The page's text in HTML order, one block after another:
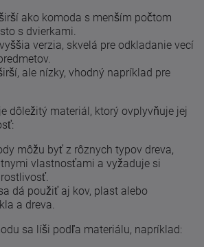
ako komoda s menším počtom
s dvierkami.
verzia, skvelá pre odkladanie vecí
ale nízky, vhodný napríklad pre
dôležitý materiál, ktorý ovplyvňuje jej
môžu byť z rôznych typov dreva,
vlastnosťami a vyžaduje si
dá použiť aj kov, plast alebo
a dreva.
sa líši podľa materiálu, napríklad: